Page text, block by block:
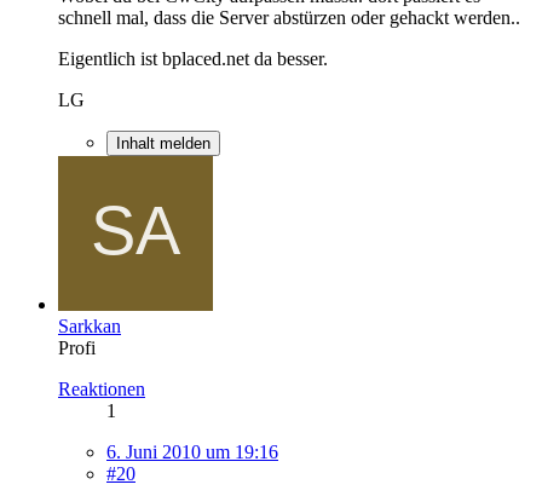
schnell mal, dass die Server abstürzen oder gehackt werden..
Eigentlich ist bplaced.net da besser.
LG
Inhalt melden
Sarkkan
Profi
Reaktionen
1
6. Juni 2010 um 19:16
#20